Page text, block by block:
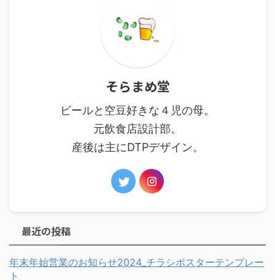
そらまめ堂
ビールと空豆好きな４児の母。
元飲食店設計部。
産後は主にDTPデザイン。
最近の投稿
年末年始営業のお知らせ2024_チラシポスターテンプレー
ト